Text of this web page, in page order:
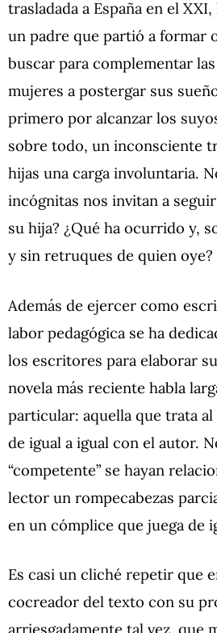
trasladada a España en el
un padre que partió a formar
buscar para complementar
mujeres a postergar sus
primero por alcanzar los
sobre todo, un inconsciente
hijas una carga involuntaria.
incógnitas nos invitan a
su hija? ¿Qué ha ocurrido y,
y sin retruques de quien oye?
Además de ejercer como
labor pedagógica se ha
los escritores para elaborar
novela más reciente habla
particular: aquella que trata
de igual a igual con el autor.
“competente” se hayan
lector un rompecabezas
en un cómplice que juega de
Es casi un cliché repetir que
cocreador del texto con su
arriesgadamente tal vez, que